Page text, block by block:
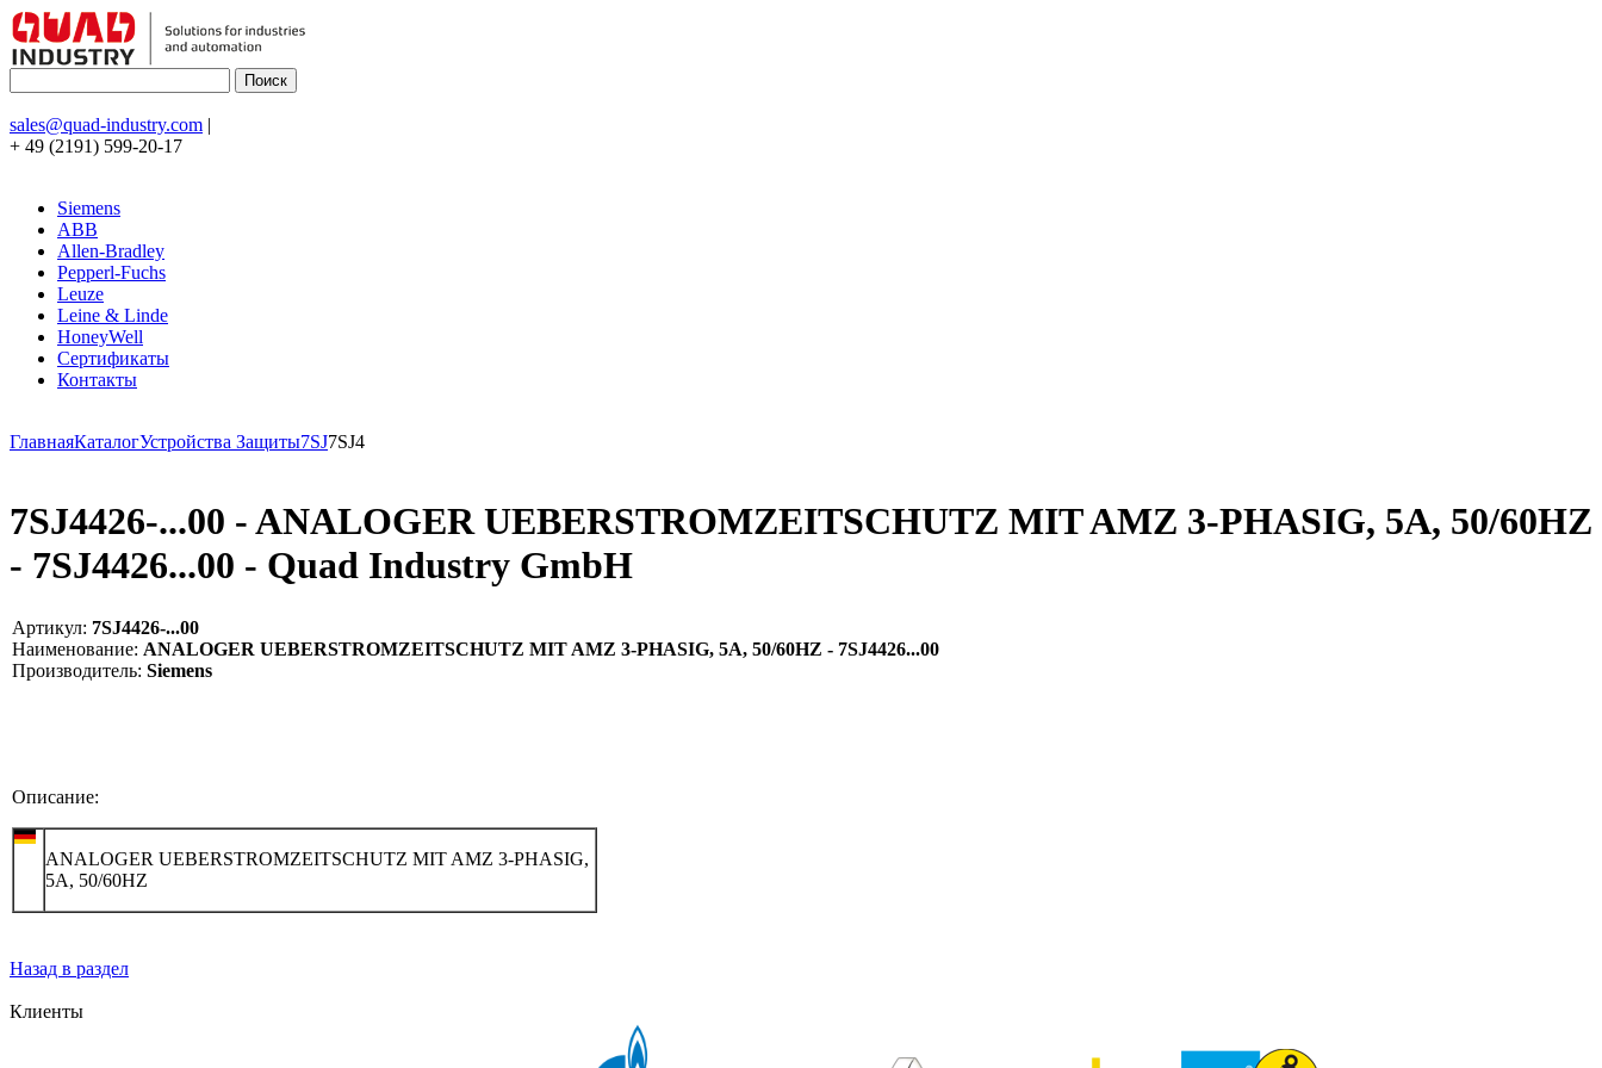
sales@quad-industry.com |
+ 49 (2191) 599-20-17
Siemens
ABB
Allen-Bradley
Pepperl-Fuchs
Leuze
Leine & Linde
HoneyWell
Сертификаты
Контакты
ГлавнаяКаталогУстройства Защиты7SJ7SJ4
7SJ4426-...00 - ANALOGER UEBERSTROMZEITSCHUTZ MIT AMZ 3-PHASIG, 5A, 50/60HZ
- 7SJ4426...00 - Quad Industry GmbH
Артикул: 7SJ4426-...00
Наименование: ANALOGER UEBERSTROMZEITSCHUTZ MIT AMZ 3-PHASIG, 5A, 50/60HZ - 7SJ4426...00
Производитель: Siemens
Описание:
ANALOGER UEBERSTROMZEITSCHUTZ MIT AMZ 3-PHASIG,
5A, 50/60HZ
Назад в раздел
Клиенты